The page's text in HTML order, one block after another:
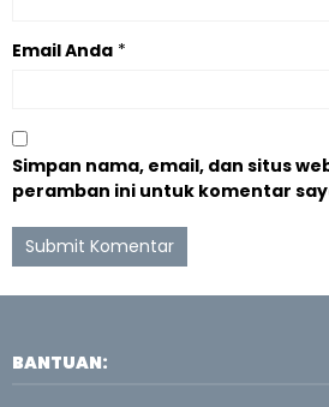
Email Anda *
Simpan nama, email, dan situs
peramban ini untuk komentar
BANTUAN: